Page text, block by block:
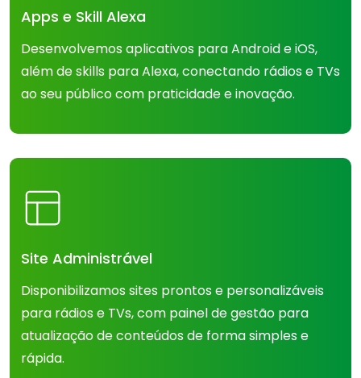
Apps e Skill Alexa
Desenvolvemos aplicativos para Android e iOS,
além de skills para Alexa, conectando rádios e TVs
ao seu público com praticidade e inovação.
Site Administrável
Disponibilizamos sites prontos e personalizáveis
para rádios e TVs, com painel de gestão para
atualização de conteúdos de forma simples e
rápida.